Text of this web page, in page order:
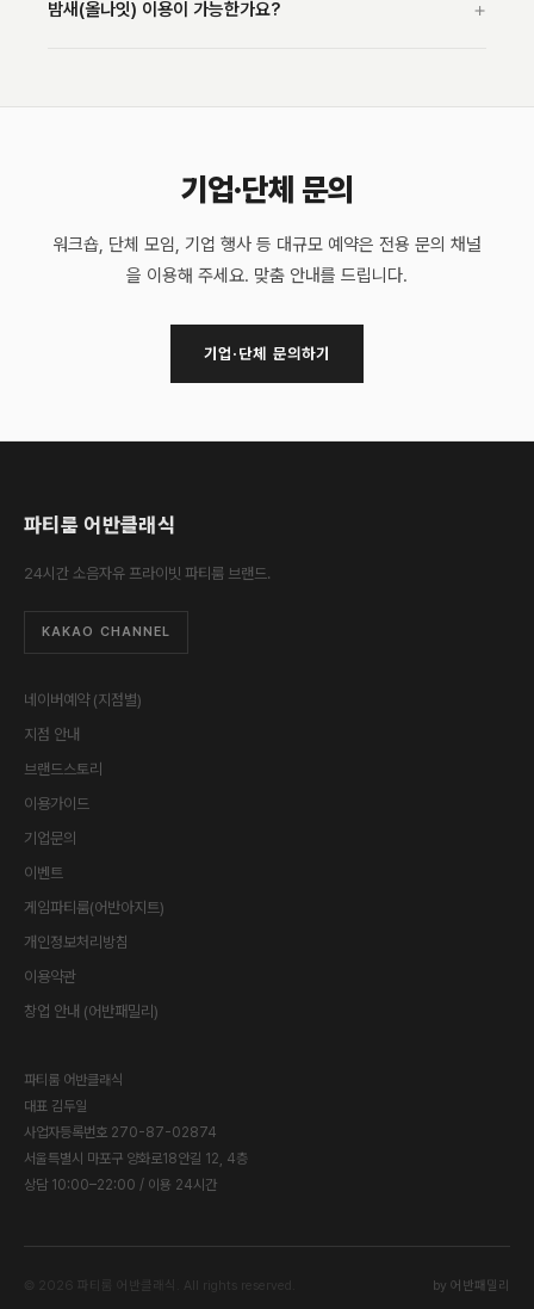
밤새(올나잇) 이용이 가능한가요? +
기업·단체 문의
워크숍, 단체 모임, 기업 행사 등 대규모 예약은 전용 문의 채널
을 이용해 주세요. 맞춤 안내를 드립니다.
기업·단체 문의하기
파티룸 어반클래식
24시간 소음자유 프라이빗 파티룸 브랜드.
KAKAO CHANNEL
네이버예약 (지점별)
지점 안내
브랜드스토리
이용가이드
기업문의
이벤트
게임파티룸(어반아지트)
개인정보처리방침
이용약관
창업 안내 (어반패밀리)
파티룸 어반클래식
대표 김두일
사업자등록번호 270-87-02874
서울특별시 마포구 양화로18안길 12, 4층
상담 10:00–22:00 / 이용 24시간
파티룸 어반클래식 . All rights reserved. by 어반패밀리